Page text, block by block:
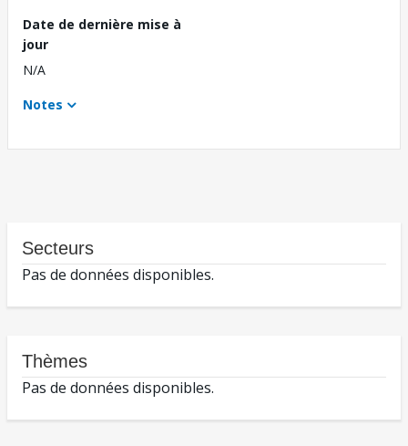
Date de dernière mise à
jour
N/A
Notes
Secteurs
Pas de données disponibles.
Thèmes
Pas de données disponibles.